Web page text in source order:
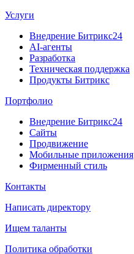
Услуги
Внедрение Битрикс24
AI-агенты
Разработка
Техническая поддержка
Продукты Битрикс
Портфолио
Внедрение Битрикс24
Сайты
Продвижение
Мобильные приложения
Фирменный стиль
Контакты
Написать директору
Ищем таланты
Политика обработки